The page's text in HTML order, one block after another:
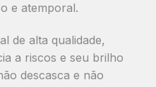
e atemporal.
de alta qualidade,
a riscos e seu brilho
descasca e não